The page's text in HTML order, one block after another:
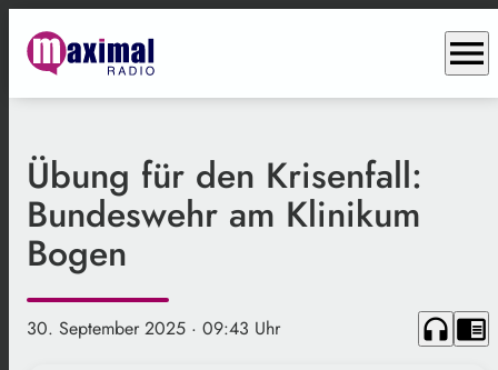
menu
Übung für den Krisenfall:
Bundeswehr am Klinikum
Bogen
30. September 2025 · 09:43 Uhr headphones chrome_reader_mode